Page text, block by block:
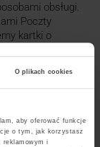
O plikach cookies
aby oferować funkcje
o tym, jak korzystasz
reklamowym i
obsługi.
Poczty
kartki o